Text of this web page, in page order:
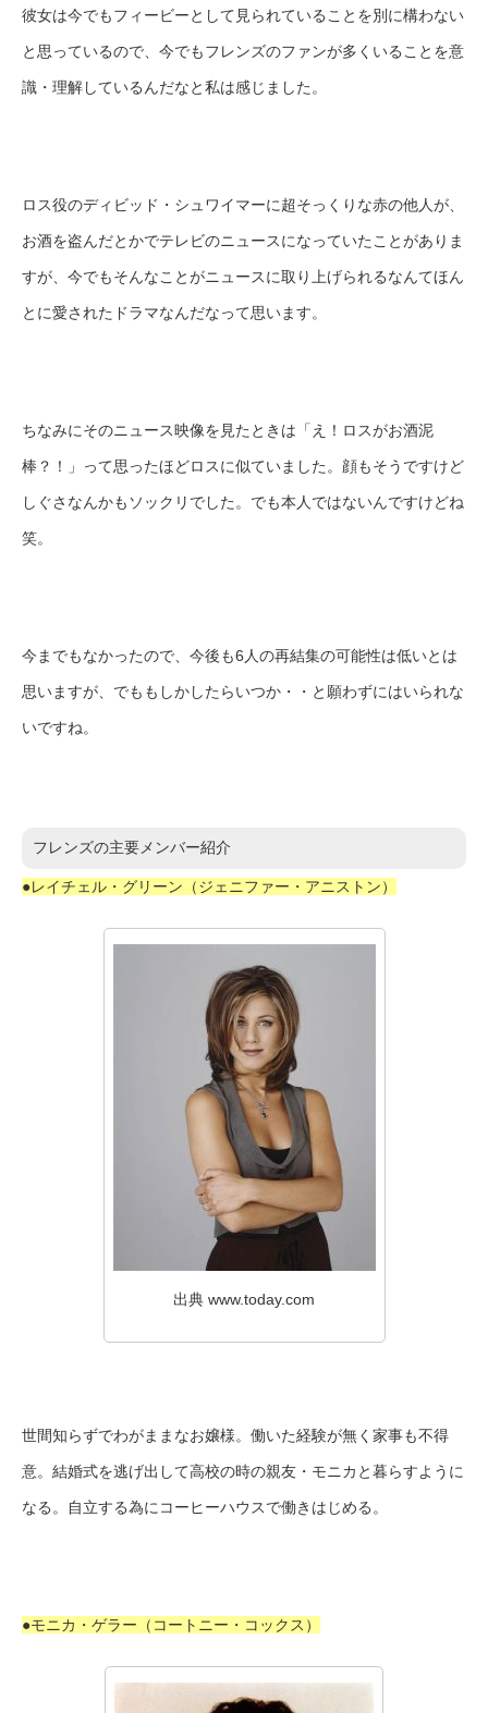
彼女は今でもフィービーとして見られていることを別に構わない
と思っているので、今でもフレンズのファンが多くいることを意
識・理解しているんだなと私は感じました。
ロス役のディビッド・シュワイマーに超そっくりな赤の他人が、
お酒を盗んだとかでテレビのニュースになっていたことがありま
すが、今でもそんなことがニュースに取り上げられるなんてほん
とに愛されたドラマなんだなって思います。
ちなみにそのニュース映像を見たときは「え！ロスがお酒泥
棒？！」って思ったほどロスに似ていました。顔もそうですけど
しぐさなんかもソックリでした。でも本人ではないんですけどね
笑。
今までもなかったので、今後も6人の再結集の可能性は低いとは
思いますが、でももしかしたらいつか・・と願わずにはいられな
いですね。
フレンズの主要メンバー紹介
●レイチェル・グリーン（ジェニファー・アニストン）
出典 www.today.com
世間知らずでわがままなお嬢様。働いた経験が無く家事も不得
意。結婚式を逃げ出して高校の時の親友・モニカと暮らすように
なる。自立する為にコーヒーハウスで働きはじめる。
●モニカ・ゲラー（コートニー・コックス）